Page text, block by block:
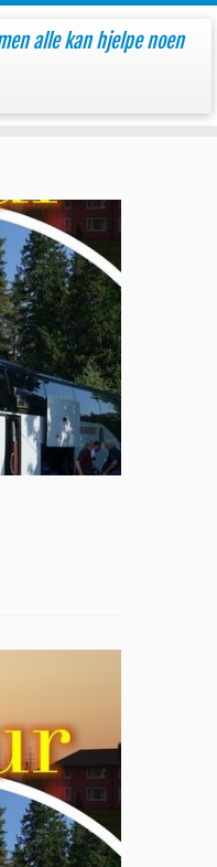
alle kan hjelpe noen